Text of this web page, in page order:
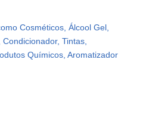
Cosméticos, Álcool Gel,
Tintas,
Químicos, Aromatizador